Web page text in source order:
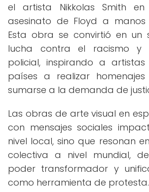
el artista Nikkolas Smith
asesinato de Floyd a
Esta obra se convirtió en un
lucha contra el racismo y
policial, inspirando a
países a realizar
sumarse a la demanda de
Las obras de arte visual en
con mensajes sociales
nivel local, sino que resonan
colectiva a nivel mundial,
poder transformador y
como herramienta de protesta.